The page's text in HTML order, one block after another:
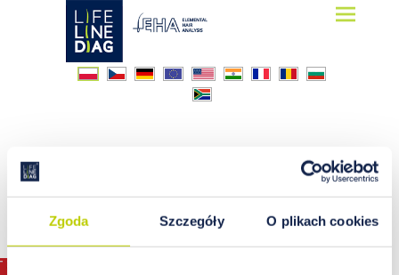
Zgoda Szczegóły O plikach cookies
Lifelinediag
Elemental Hair Analysis